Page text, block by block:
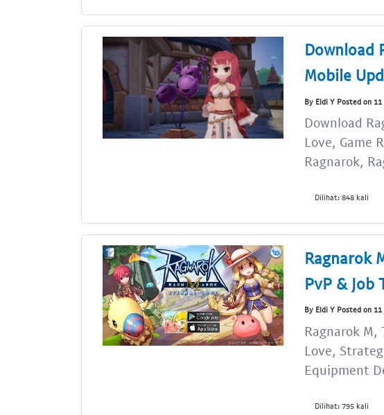
Download
Mobile
By Eldi Y Posted on 11
Download
Love, Game
Ragnarok,
Dilihat: 848 kali
Ragnarok
PvP & Job
By Eldi Y Posted on 11
Ragnarok M,
Love,
Equipment
Dilihat: 795 kali